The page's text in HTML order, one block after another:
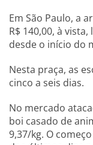
Em São Paulo, a
R$ 140,00, à
desde o início do
Nesta praça, as
cinco a seis dias.
No mercado
boi casado de
9,37/kg. O